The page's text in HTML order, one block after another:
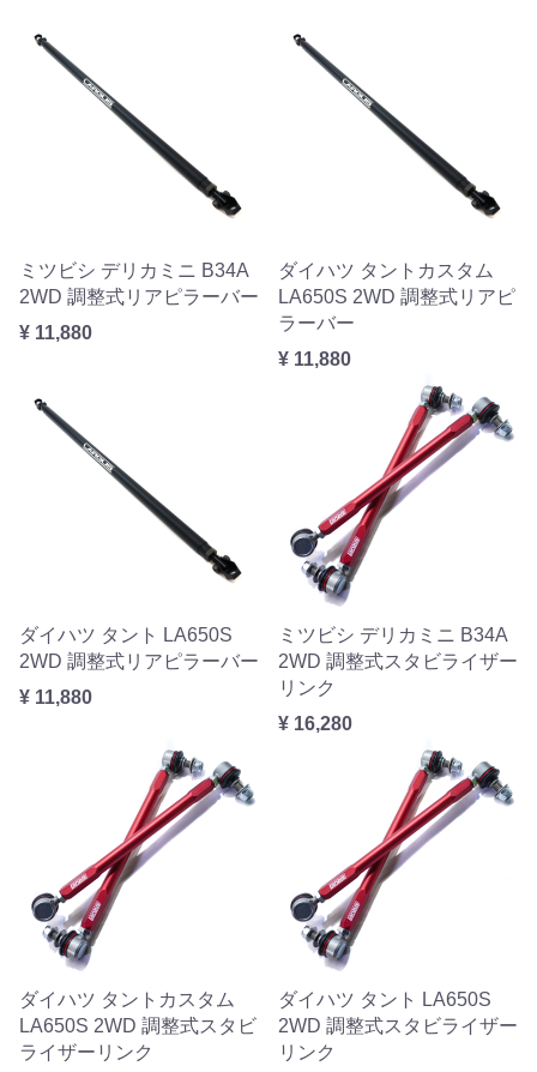
ミツビシ デリカミニ B34A
2WD 調整式リアピラーバー
¥ 11,880
ダイハツ タントカスタム
LA650S 2WD 調整式リアピ
ラーバー
¥ 11,880
ダイハツ タント LA650S
2WD 調整式リアピラーバー
¥ 11,880
ミツビシ デリカミニ B34A
2WD 調整式スタビライザー
リンク
¥ 16,280
ダイハツ タントカスタム
LA650S 2WD 調整式スタビ
ライザーリンク
ダイハツ タント LA650S
2WD 調整式スタビライザー
リンク